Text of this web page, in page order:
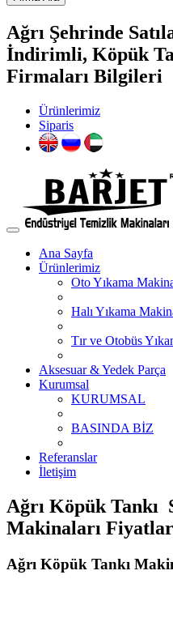
Ağrı Şehrinde
İndirimli, Köpük
Firmaları Bilgileri
Ürünlerimiz
Siparis
Ana Sayfa
Ürünlerimiz
Oto Yıkama
Halı Yıkama
Tır ve Otobüs
Aksesuar & Yedek Parça
Kurumsal
KURUMSAL
BASINDA BİZ
Referanslar
İletişim
Ağrı Köpük Tankı
Makinaları
Ağrı Köpük Tankı